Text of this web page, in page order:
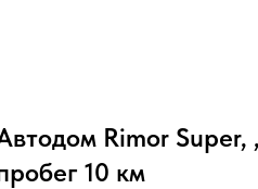
Rimor
10 км